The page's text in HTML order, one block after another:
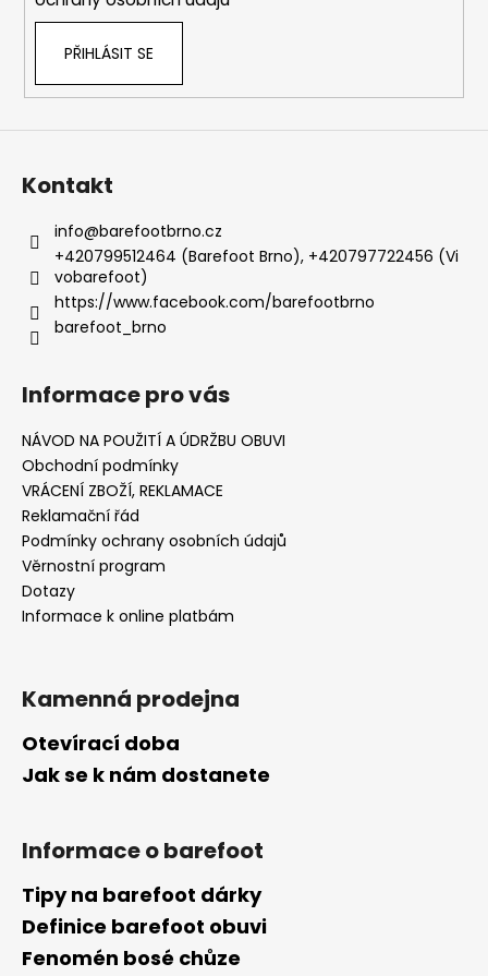
PŘIHLÁSIT SE
Kontakt
info@barefootbrno.cz
+420799512464 (Barefoot Brno), +420797722456 (Vi
vobarefoot)
https://www.facebook.com/barefootbrno
barefoot_brno
Informace pro vás
NÁVOD NA POUŽITÍ A ÚDRŽBU OBUVI
Obchodní podmínky
VRÁCENÍ ZBOŽÍ, REKLAMACE
Reklamační řád
Podmínky ochrany osobních údajů
Věrnostní program
Dotazy
Informace k online platbám
Kamenná prodejna
Otevírací doba
Jak se k nám dostanete
Informace o barefoot
Tipy na barefoot dárky
Definice barefoot obuvi
Fenomén bosé chůze